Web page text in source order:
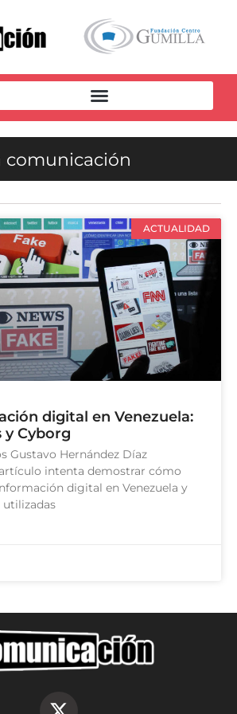
comunicación
ACTUALIDAD
digital en Venezuela:
y Cyborg
Gustavo Hernández Díaz
intenta demostrar cómo
digital en Venezuela y
utilizadas